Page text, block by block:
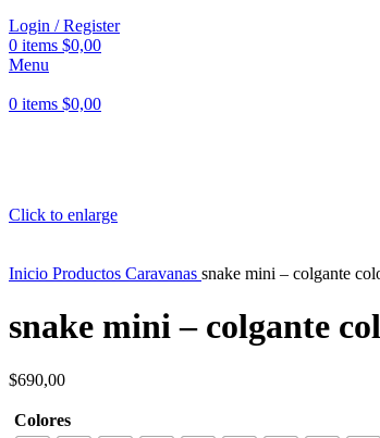
Login / Register
0 items $0,00
Menu
0 items $0,00
Click to enlarge
Inicio Productos Caravanas snake mini – colgante
snake mini – colgante
$690,00
Colores